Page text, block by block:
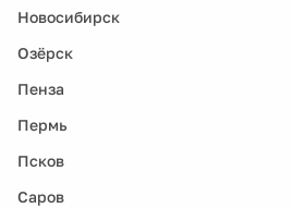
Новосибирск
Озёрск
Пенза
Пермь
Псков
Саров